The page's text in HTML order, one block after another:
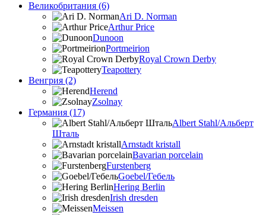
Великобритания (6)
Ari D. Norman
Arthur Price
Dunoon
Portmeirion
Royal Crown Derby
Teapottery
Венгрия (2)
Herend
Zsolnay
Германия (17)
Albert Stahl/Альбеpт
Шталь
Arnstadt kristall
Bavarian porcelain
Furstenberg
Goebel/Гебель
Hering Berlin
Irish dresden
Meissen